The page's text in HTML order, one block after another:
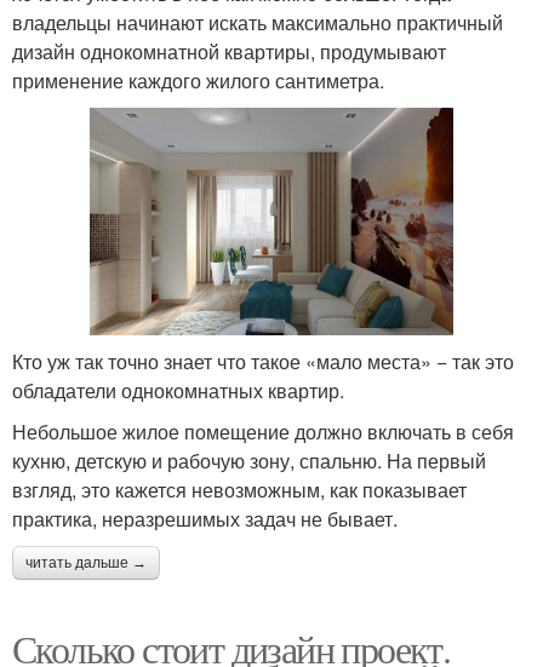
владельцы начинают искать максимально практичный
дизайн однокомнатной квартиры, продумывают
применение каждого жилого сантиметра.
Кто уж так точно знает что такое «мало места» − так это
обладатели однокомнатных квартир.
Небольшое жилое помещение должно включать в себя
кухню, детскую и рабочую зону, спальню. На первый
взгляд, это кажется невозможным, как показывает
практика, неразрешимых задач не бывает.
читать дальше →
Сколько стоит дизайн проект.